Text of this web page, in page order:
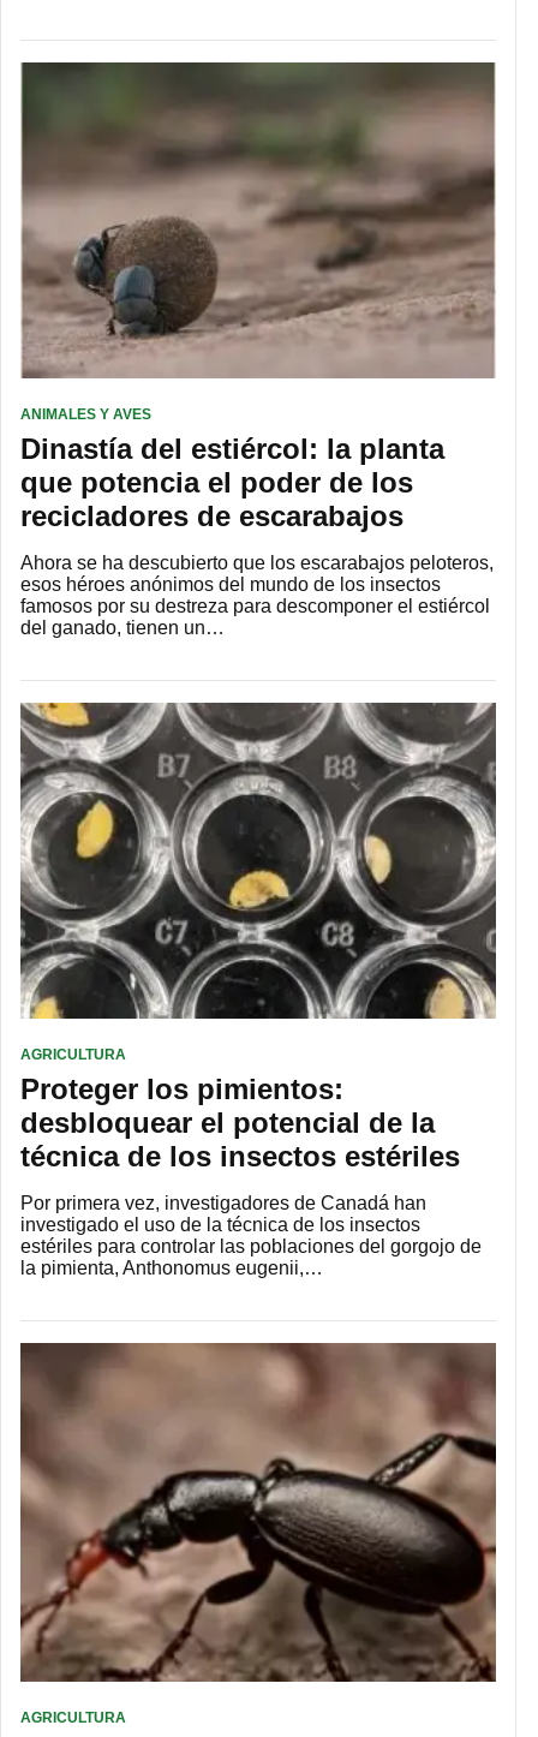
ANIMALES Y AVES
Dinastía del estiércol: la planta
que potencia el poder de los
recicladores de escarabajos
Ahora se ha descubierto que los escarabajos peloteros,
esos héroes anónimos del mundo de los insectos
famosos por su destreza para descomponer el estiércol
del ganado, tienen un…
AGRICULTURA
Proteger los pimientos:
desbloquear el potencial de la
técnica de los insectos estériles
Por primera vez, investigadores de Canadá han
investigado el uso de la técnica de los insectos
estériles para controlar las poblaciones del gorgojo de
la pimienta, Anthonomus eugenii,…
AGRICULTURA